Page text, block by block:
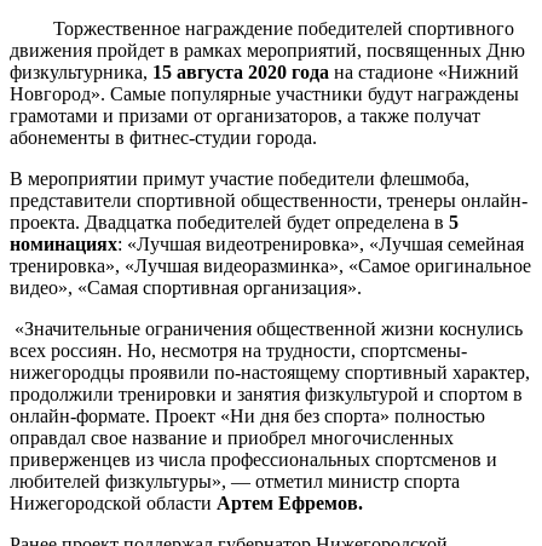
Торжественное награждение победителей спортивного
движения пройдет в рамках мероприятий, посвященных Дню
физкультурника, 15 августа 2020 года на стадионе «Нижний
Новгород». Самые популярные участники будут награждены
грамотами и призами от организаторов, а также получат
абонементы в фитнес-студии города.
В мероприятии примут участие победители флешмоба,
представители спортивной общественности, тренеры онлайн-
проекта. Двадцатка победителей будет определена в 5
номинациях: «Лучшая видеотренировка», «Лучшая семейная
тренировка», «Лучшая видеоразминка», «Самое оригинальное
видео», «Самая спортивная организация».
«Значительные ограничения общественной жизни коснулись
всех россиян. Но, несмотря на трудности, спортсмены-
нижегородцы проявили по-настоящему спортивный характер,
продолжили тренировки и занятия физкультурой и спортом в
онлайн-формате. Проект «Ни дня без спорта» полностью
оправдал свое название и приобрел многочисленных
приверженцев из числа профессиональных спортсменов и
любителей физкультуры», — отметил министр спорта
Нижегородской области Артем Ефремов.